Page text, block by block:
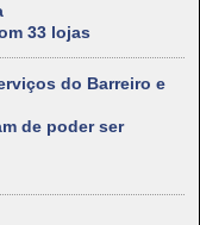
33 lojas
do Barreiro e
de poder ser